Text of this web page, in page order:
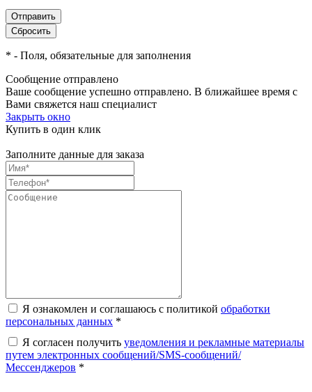
* - Поля, обязательные для заполнения
Сообщение отправлено
Ваше сообщение успешно отправлено. В ближайшее время с
Вами свяжется наш специалист
Закрыть окно
Купить в один клик
Заполните данные для заказа
Я ознакомлен и соглашаюсь с политикой обработки
персональных данных *
Я согласен получить уведомления и рекламные материалы
путем электронных сообщений/SMS-сообщений/
Мессенджеров *